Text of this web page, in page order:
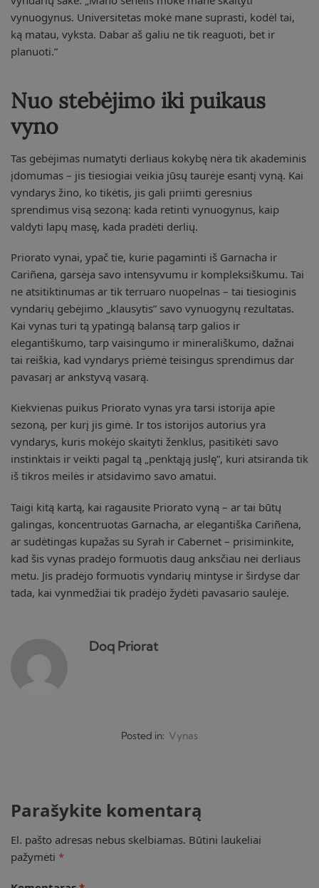
vynuogynus. Universitetas mokė mane suprasti, kodėl tai,
ką matau, vyksta. Dabar aš galiu ne tik reaguoti, bet ir
planuoti.”
Nuo stebėjimo iki puikaus
vyno
Tas gebėjimas numatyti derliaus kokybę nėra tik akademinis
įdomumas – jis tiesiogiai veikia jūsų taurėje esantį vyną. Kai
vyndarys žino, ko tikėtis, jis gali priimti geresnius
sprendimus visą sezoną: kada retinti vynuogynus, kaip
valdyti lapų masę, kada pradėti derlių.
Priorato vynai, ypač tie, kurie pagaminti iš Garnacha ir
Cariñena, garsėja savo intensyvumu ir kompleksiškumu. Tai
ne atsitiktinumas ar tik terruaro nuopelnas – tai tiesioginis
vyndarių gebėjimo „klausytis” savo vynuogynų rezultatas.
Kai vynas turi tą ypatingą balansą tarp galios ir
elegantiškumo, tarp vaisingumo ir minerališkumo, dažnai
tai reiškia, kad vyndarys priėmė teisingus sprendimus dar
pavasarį ar ankstyvą vasarą.
Kiekvienas puikus Priorato vynas yra tarsi istorija apie
sezoną, per kurį jis gimė. Ir tos istorijos autorius yra
vyndarys, kuris mokėjo skaityti ženklus, pasitikėti savo
instinktais ir veikti pagal tą „penktąją juslę”, kuri atsiranda tik
iš tikros meilės ir atsidavimo savo amatui.
Taigi kitą kartą, kai ragausite Priorato vyną – ar tai būtų
galingas, koncentruotas Garnacha, ar elegantiška Cariñena,
ar sudėtingas kupažas su Syrah ir Cabernet – prisiminkite,
kad šis vynas pradėjo formuotis daug anksčiau nei derliaus
metu. Jis pradėjo formuotis vyndarių mintyse ir širdyse dar
tada, kai vynmedžiai tik pradėjo žydėti pavasario saulėje.
Doq Priorat
Posted in: Vynas
Parašykite komentarą
El. pašto adresas nebus skelbiamas. Būtini laukeliai
pažymėti *